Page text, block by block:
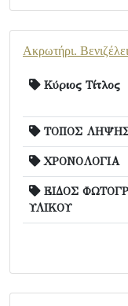
Ακρωτήρι.
Κύριος Τίτλος
ΤΟΠΟΣ ΛΗΨΗΣ
ΧΡΟΝΟΛΟΓΙΑ
ΕΙΔΟΣ
ΥΛΙΚΟΥ